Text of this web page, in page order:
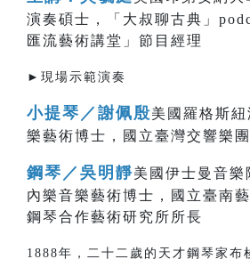
演奏碩士，「大叔聊古典」
匯流藝術講堂」節目經理
►現場示範演奏
小提琴／謝佩殷美國羅格斯
樂藝術博士，國立臺灣交響樂
鋼琴／吳明靜美國伊士曼音樂
內樂音樂藝術博士，國立臺南
鋼琴合作藝術研究所所長
1888年，二十二歲的天才鋼琴家